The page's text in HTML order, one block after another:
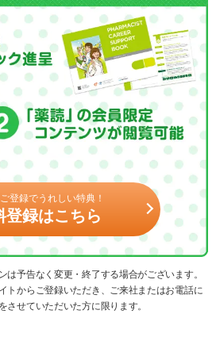
登録でうれしい特典！
登録はこちら
予告なく変更・終了する場合がございます。
トからご登録いただき、ご来社またはお電話に
せていただいた方に限ります。